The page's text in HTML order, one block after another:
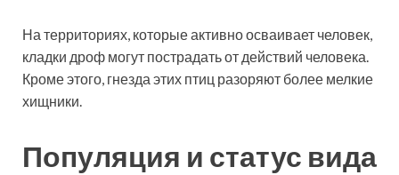
На территориях, которые активно осваивает человек,
кладки дроф могут пострадать от действий человека.
Кроме этого, гнезда этих птиц разоряют более мелкие
хищники.
Популяция и статус вида